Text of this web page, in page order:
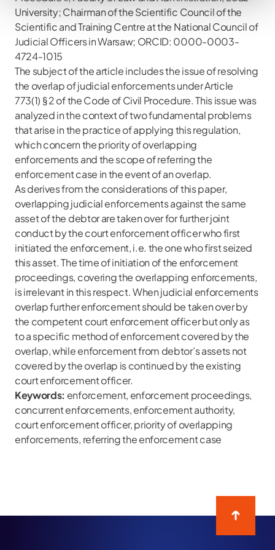
University; Chairman of the Scientific Council of the
Scientific and Training Centre at the National Council of
Judicial Officers in Warsaw; ORCID: 0000-0003-
4724-1015
The subject of the article includes the issue of resolving
the overlap of judicial enforcements under Article
773(1) § 2 of the Code of Civil Procedure. This issue was
analyzed in the context of two fundamental problems
that arise in the practice of applying this regulation,
which concern the priority of overlapping
enforcements and the scope of referring the
enforcement case in the event of an overlap.
As derives from the considerations of this paper,
overlapping judicial enforcements against the same
asset of the debtor are taken over for further joint
conduct by the court enforcement officer who first
initiated the enforcement, i.e. the one who first seized
this asset. The time of initiation of the enforcement
proceedings, covering the overlapping enforcements,
is irrelevant in this respect. When judicial enforcements
overlap further enforcement should be taken over by
the competent court enforcement officer but only as
to a specific method of enforcement covered by the
overlap, while enforcement from debtor’s assets not
covered by the overlap is continued by the existing
court enforcement officer.
Keywords: enforcement, enforcement proceedings,
concurrent enforcements, enforcement authority,
court enforcement officer, priority of overlapping
enforcements, referring the enforcement case